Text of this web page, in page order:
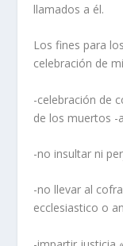
llamados a él.
Los fines para
celebración de
-celebración de
de los muertos -
-no insultar ni
-no llevar al
ecclesiastico o